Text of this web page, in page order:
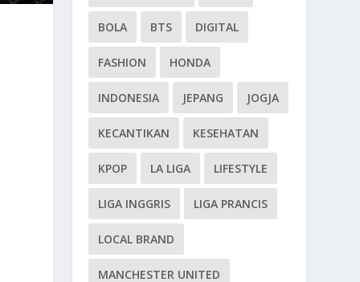
BOLA BTS DIGITAL
FASHION HONDA
INDONESIA JEPANG JOGJA
KECANTIKAN KESEHATAN
KPOP LA LIGA LIFESTYLE
LIGA INGGRIS LIGA PRANCIS
LOCAL BRAND
MANCHESTER UNITED